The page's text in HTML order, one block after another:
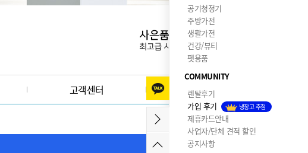
고객센터 이달의혜택
공기청정기
주방가전
생활가전
건강/뷰티
펫용품
COMMUNITY
렌탈후기
가입 후기
냉장고 추첨
제휴카드안내
사업자/단체 견적 할인
공지사항